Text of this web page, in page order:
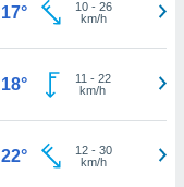
17° 10- 26
km/h
18° 11 - 22
km/h
22° 12- 30
km/h